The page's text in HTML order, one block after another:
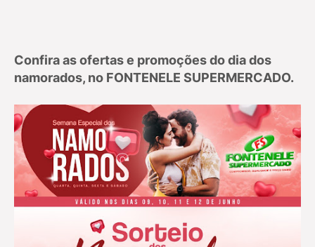
Confira as ofertas e promoções do dia dos
namorados, no FONTENELE SUPERMERCADO.